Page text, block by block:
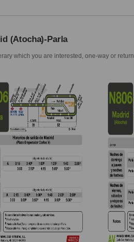
(Atocha)-Parla
which you are interested, one-way or return.